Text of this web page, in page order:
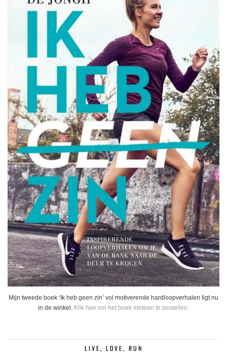
Mijn tweede boek ‘Ik heb geen zin’ vol motiverende hardloopverhalen ligt nu
in de winkel. Klik hier om het boek meteen te bestellen.
LIVE, LOVE, RUN